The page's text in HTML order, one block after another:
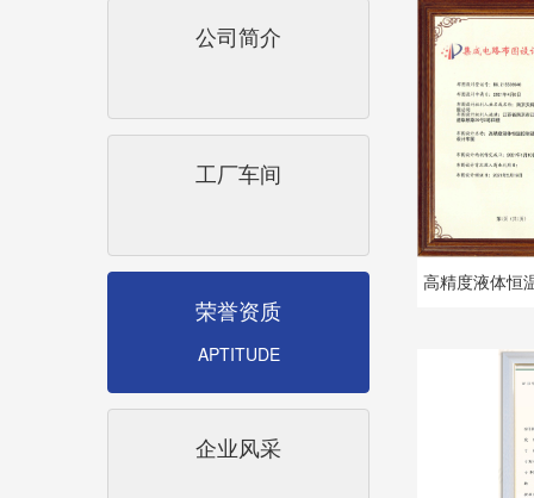
公司简介
工厂车间
荣誉资质
APTITUDE
企业风采
高精度液体恒